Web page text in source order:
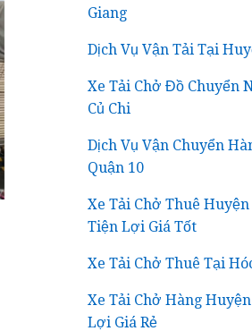
Giang
Dịch Vụ Vận Tải Tại
Xe Tải Chở Đồ Chuyển
Củ Chi
Dịch Vụ Vận Chuyển
Quận 10
Xe Tải Chở Thuê
Tiện Lợi Giá Tốt
Xe Tải Chở Thuê Tại
Xe Tải Chở Hàng
Lợi Giá Rẻ